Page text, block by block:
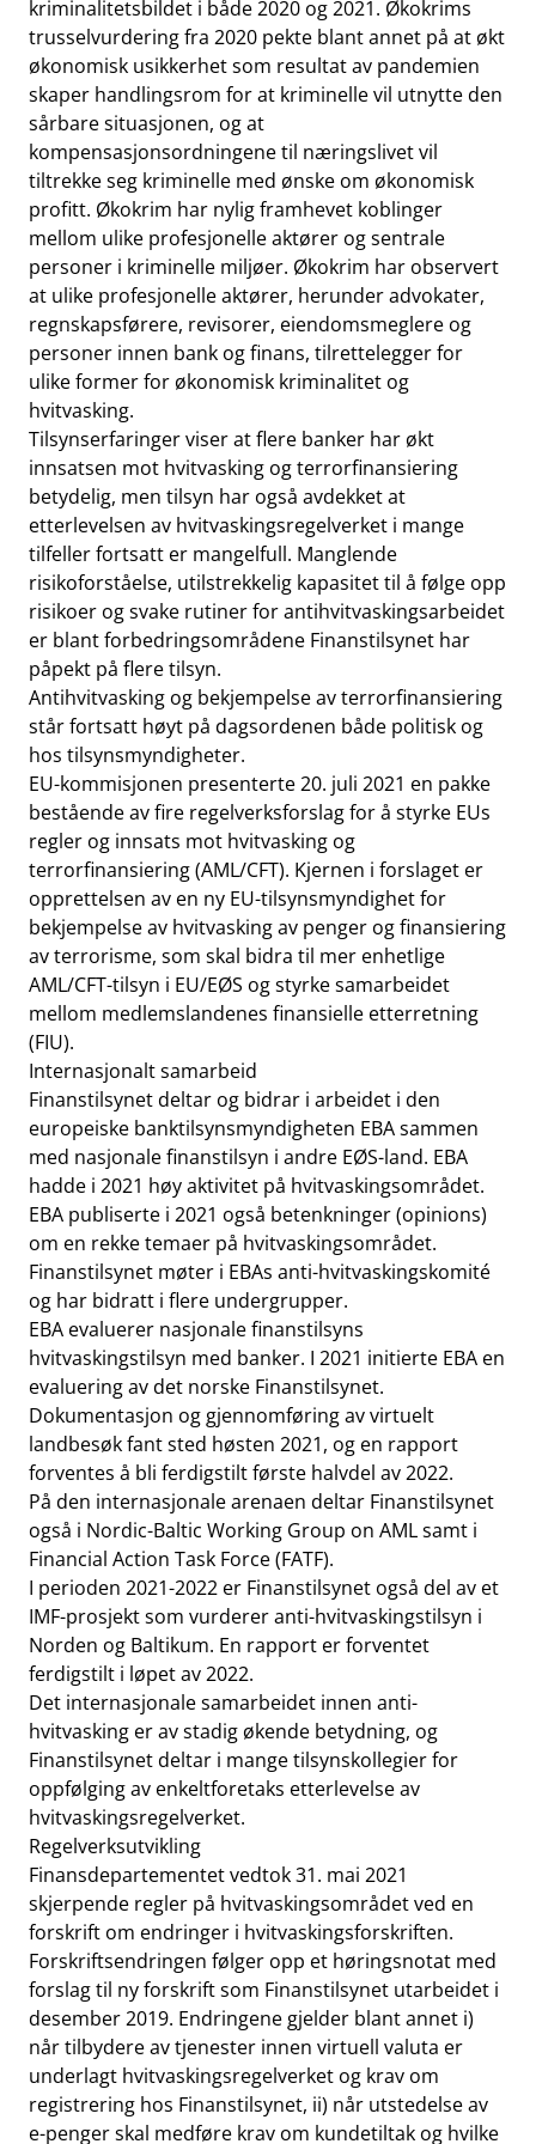
kriminalitetsbildet i både 2020 og 2021. Økokrims
trusselvurdering fra 2020 pekte blant annet på at økt
økonomisk usikkerhet som resultat av pandemien
skaper handlingsrom for at kriminelle vil utnytte den
sårbare situasjonen, og at
kompensasjonsordningene til næringslivet vil
tiltrekke seg kriminelle med ønske om økonomisk
profitt. Økokrim har nylig framhevet koblinger
mellom ulike profesjonelle aktører og sentrale
personer i kriminelle miljøer. Økokrim har observert
at ulike profesjonelle aktører, herunder advokater,
regnskapsførere, revisorer, eiendomsmeglere og
personer innen bank og finans, tilrettelegger for
ulike former for økonomisk kriminalitet og
hvitvasking.
Tilsynserfaringer viser at flere banker har økt
innsatsen mot hvitvasking og terrorfinansiering
betydelig, men tilsyn har også avdekket at
etterlevelsen av hvitvaskingsregelverket i mange
tilfeller fortsatt er mangelfull. Manglende
risikoforståelse, utilstrekkelig kapasitet til å følge opp
risikoer og svake rutiner for antihvitvaskingsarbeidet
er blant forbedringsområdene Finanstilsynet har
påpekt på flere tilsyn.
Antihvitvasking og bekjempelse av terrorfinansiering
står fortsatt høyt på dagsordenen både politisk og
hos tilsynsmyndigheter.
EU-kommisjonen presenterte 20. juli 2021 en pakke
bestående av fire regelverksforslag for å styrke EUs
regler og innsats mot hvitvasking og
terrorfinansiering (AML/CFT). Kjernen i forslaget er
opprettelsen av en ny EU-tilsynsmyndighet for
bekjempelse av hvitvasking av penger og finansiering
av terrorisme, som skal bidra til mer enhetlige
AML/CFT-tilsyn i EU/EØS og styrke samarbeidet
mellom medlemslandenes finansielle etterretning
(FIU).
Internasjonalt samarbeid
Finanstilsynet deltar og bidrar i arbeidet i den
europeiske banktilsynsmyndigheten EBA sammen
med nasjonale finanstilsyn i andre EØS-land. EBA
hadde i 2021 høy aktivitet på hvitvaskingsområdet.
EBA publiserte i 2021 også betenkninger (opinions)
om en rekke temaer på hvitvaskingsområdet.
Finanstilsynet møter i EBAs anti-hvitvaskingskomité
og har bidratt i flere undergrupper.
EBA evaluerer nasjonale finanstilsyns
hvitvaskingstilsyn med banker. I 2021 initierte EBA en
evaluering av det norske Finanstilsynet.
Dokumentasjon og gjennomføring av virtuelt
landbesøk fant sted høsten 2021, og en rapport
forventes å bli ferdigstilt første halvdel av 2022.
På den internasjonale arenaen deltar Finanstilsynet
også i Nordic-Baltic Working Group on AML samt i
Financial Action Task Force (FATF).
I perioden 2021-2022 er Finanstilsynet også del av et
IMF-prosjekt som vurderer anti-hvitvaskingstilsyn i
Norden og Baltikum. En rapport er forventet
ferdigstilt i løpet av 2022.
Det internasjonale samarbeidet innen anti-
hvitvasking er av stadig økende betydning, og
Finanstilsynet deltar i mange tilsynskollegier for
oppfølging av enkeltforetaks etterlevelse av
hvitvaskingsregelverket.
Regelverksutvikling
Finansdepartementet vedtok 31. mai 2021
skjerpende regler på hvitvaskingsområdet ved en
forskrift om endringer i hvitvaskingsforskriften.
Forskriftsendringen følger opp et høringsnotat med
forslag til ny forskrift som Finanstilsynet utarbeidet i
desember 2019. Endringene gjelder blant annet i)
når tilbydere av tjenester innen virtuell valuta er
underlagt hvitvaskingsregelverket og krav om
registrering hos Finanstilsynet, ii) når utstedelse av
e-penger skal medføre krav om kundetiltak og hvilke